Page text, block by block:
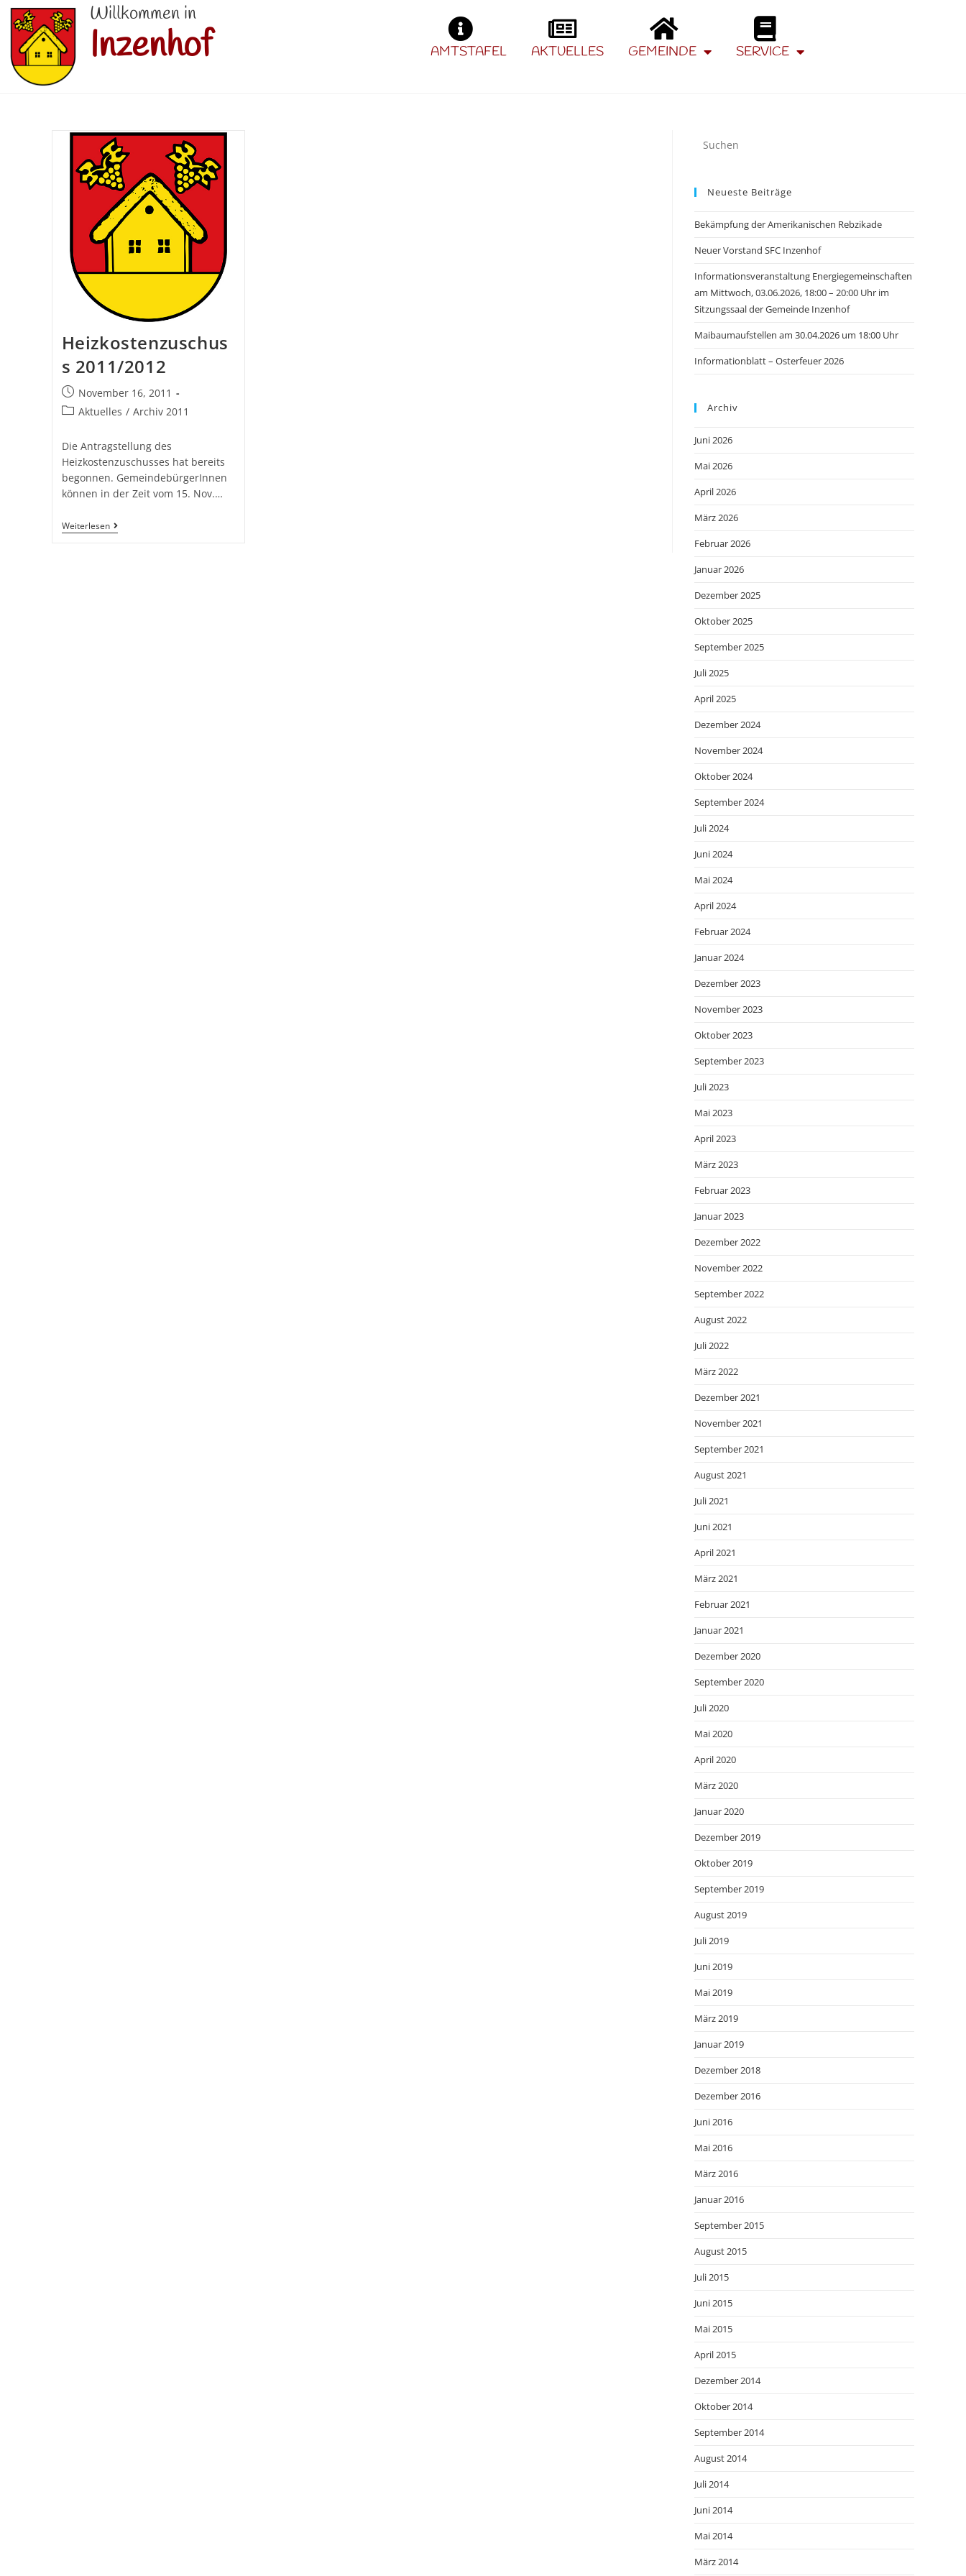
Willkommen in
Inzenhof AMTSTAFEL AKTUELLES GEMEINDE SERVICE
Heizkostenzuschus
s 2011/2012
November 16, 2011
Aktuelles / Archiv 2011
Die Antragstellung des
Heizkostenzuschusses hat bereits
begonnen. GemeindebürgerInnen
können in der Zeit vom 15. Nov.…
Weiterlesen
Neueste Beiträge
Bekämpfung der Amerikanischen Rebzikade
Neuer Vorstand SFC Inzenhof
Informationsveranstaltung Energiegemeinschaften
am Mittwoch, 03.06.2026, 18:00 – 20:00 Uhr im
Sitzungssaal der Gemeinde Inzenhof
Maibaumaufstellen am 30.04.2026 um 18:00 Uhr
Informationblatt – Osterfeuer 2026
Archiv
Juni 2026
Mai 2026
April 2026
März 2026
Februar 2026
Januar 2026
Dezember 2025
Oktober 2025
September 2025
Juli 2025
April 2025
Dezember 2024
November 2024
Oktober 2024
September 2024
Juli 2024
Juni 2024
Mai 2024
April 2024
Februar 2024
Januar 2024
Dezember 2023
November 2023
Oktober 2023
September 2023
Juli 2023
Mai 2023
April 2023
März 2023
Februar 2023
Januar 2023
Dezember 2022
November 2022
September 2022
August 2022
Juli 2022
März 2022
Dezember 2021
November 2021
September 2021
August 2021
Juli 2021
Juni 2021
April 2021
März 2021
Februar 2021
Januar 2021
Dezember 2020
September 2020
Juli 2020
Mai 2020
April 2020
März 2020
Januar 2020
Dezember 2019
Oktober 2019
September 2019
August 2019
Juli 2019
Juni 2019
Mai 2019
März 2019
Januar 2019
Dezember 2018
Dezember 2016
Juni 2016
Mai 2016
März 2016
Januar 2016
September 2015
August 2015
Juli 2015
Juni 2015
Mai 2015
April 2015
Dezember 2014
Oktober 2014
September 2014
August 2014
Juli 2014
Juni 2014
Mai 2014
März 2014